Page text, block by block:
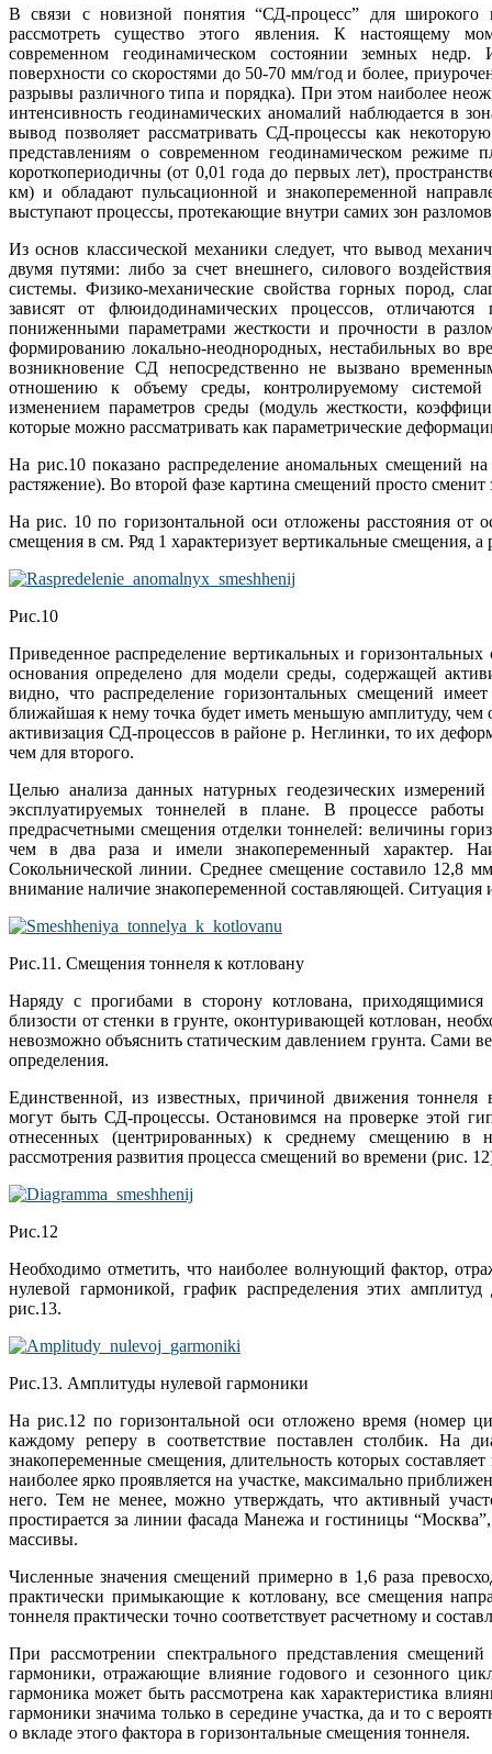
В связи с новизной понятия “СД-процесс” для широкого
рассмотреть существо этого явления. К настоящему
современном геодинамическом состоянии земных
поверхности со скоростями до 50-70 мм/год и более,
разрывы различного типа и порядка). При этом наиболее
интенсивность геодинамических аномалий наблюдается в
вывод позволяет рассматривать СД-процессы как
представлениям о современном геодинамическом режиме
короткопериодичны (от 0,01 года до первых лет),
км) и обладают пульсационной и знакопеременной
выступают процессы, протекающие внутри самих зон
Из основ классической механики следует, что вывод
двумя путями: либо за счет внешнего, силового
системы. Физико-механические свойства горных пород,
зависят от флюидодинамических процессов,
пониженными параметрами жесткости и прочности в
формированию локально-неоднородных, нестабильных во
возникновение СД непосредственно не вызвано
отношению к объему среды, контролируемому
изменением параметров среды (модуль жесткости,
которые можно рассматривать как параметрические
На рис.10 показано распределение аномальных смещений
растяжение). Во второй фазе картина смещений просто
На рис. 10 по горизонтальной оси отложены расстояния от
смещения в см. Ряд 1 характеризует вертикальные смещения, а
Рис.10
Приведенное распределение вертикальных и
основания определено для модели среды, содержащей
видно, что распределение горизонтальных смещений
ближайшая к нему точка будет иметь меньшую амплитуду, чем
активизация СД-процессов в районе р. Неглинки, то их
чем для второго.
Целью анализа данных натурных геодезических
эксплуатируемых тоннелей в плане. В процессе
предрасчетными смещения отделки тоннелей: величины
чем в два раза и имели знакопеременный характер.
Сокольнической линии. Среднее смещение составило 12,8
внимание наличие знакопеременной составляющей. Ситуация
Рис.11. Смещения тоннеля к котловану
Наряду с прогибами в сторону котлована,
близости от стенки в грунте, оконтуривающей котлован,
невозможно объяснить статическим давлением грунта. Сами
определения.
Единственной, из известных, причиной движения
могут быть СД-процессы. Остановимся на проверке этой
отнесенных (центрированных) к среднему смещению в
рассмотрения развития процесса смещений во времени (рис.
Рис.12
Необходимо отметить, что наиболее волнующий фактор,
нулевой гармоникой, график распределения этих
рис.13.
Рис.13. Амплитуды нулевой гармоники
На рис.12 по горизонтальной оси отложено время (номер
каждому реперу в соответствие поставлен столбик. На
знакопеременные смещения, длительность которых
наиболее ярко проявляется на участке, максимально
него. Тем не менее, можно утверждать, что активный
простирается за линии фасада Манежа и гостиницы
массивы.
Численные значения смещений примерно в 1,6 раза
практически примыкающие к котловану, все смещения
тоннеля практически точно соответствует расчетному и
При рассмотрении спектрального представления
гармоники, отражающие влияние годового и сезонного
гармоника может быть рассмотрена как характеристика
гармоники значима только в середине участка, да и то с
о вкладе этого фактора в горизонтальные смещения тоннеля.